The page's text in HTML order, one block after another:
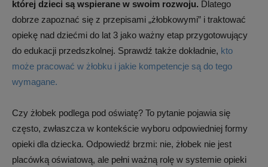
której dzieci są wspierane w swoim rozwoju. Dlatego
dobrze zapoznać się z przepisami „żłobkowymi” i traktować
opiekę nad dziećmi do lat 3 jako ważny etap przygotowujący
do edukacji przedszkolnej. Sprawdź także dokładnie, kto
może pracować w żłobku i jakie kompetencje są do tego
wymagane.
Czy żłobek podlega pod oświatę? To pytanie pojawia się
często, zwłaszcza w kontekście wyboru odpowiedniej formy
opieki dla dziecka. Odpowiedź brzmi: nie, żłobek nie jest
placówką oświatową, ale pełni ważną rolę w systemie opieki